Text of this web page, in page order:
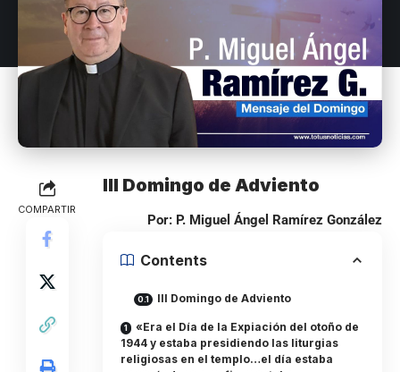
COMPARTIR
III Domingo de Adviento
Por: P. Miguel Ángel Ramírez González
Contents
III Domingo de Adviento
«Era el Día de la Expiación del otoño de
1944 y estaba presidiendo las liturgias
religiosas en el templo…el día estaba